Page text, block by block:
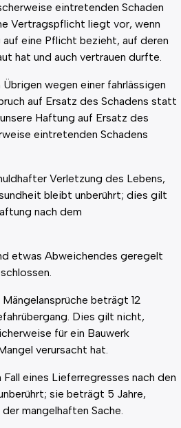
eintretenden Schaden
Vertragspflicht liegt vor, wenn
eine Pflicht bezieht, auf deren
hat und auch vertrauen durfte.
wegen einer fahrlässigen
auf Ersatz des Schadens statt
Haftung auf Ersatz des
eintretenden Schadens
Verletzung des Lebens,
bleibt unberührt; dies gilt
nach dem
etwas Abweichendes geregelt
beträgt 12
Dies gilt nicht,
für ein Bauwerk
verursacht hat.
eines Lieferregresses nach den
sie beträgt 5 Jahre,
mangelhaften Sache.